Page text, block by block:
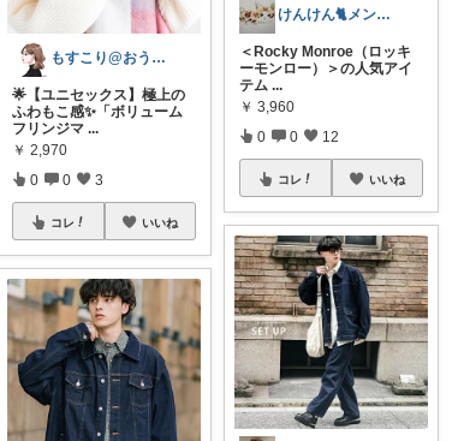
もすこり@おうち満喫＆外出頑張る
​🌟​【ユニセックス】極上の
ふわもこ感✨「ボリューム
フリンジマ ...
￥ 2,970
0 0 3
コレ いいね
けんけん🐈メンズの自分磨き
＜Rocky Monroe（ロッキ
ーモンロー）＞の人気アイ
テム ...
￥ 3,960
0 0 12
コレ いいね